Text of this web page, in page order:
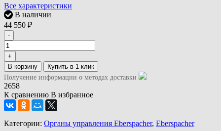
Все характеристики
В наличии
44 550 ₽
-
+
В корзину
Получение информации о методах доставки
2658
К сравнению В избранное
Категории: Органы управления Eberspacher, Eberspacher